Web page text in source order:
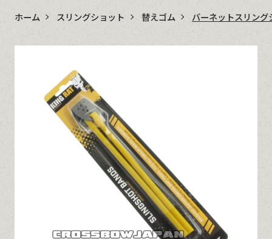
ホーム スリングショット 替えゴム バーネットスリン